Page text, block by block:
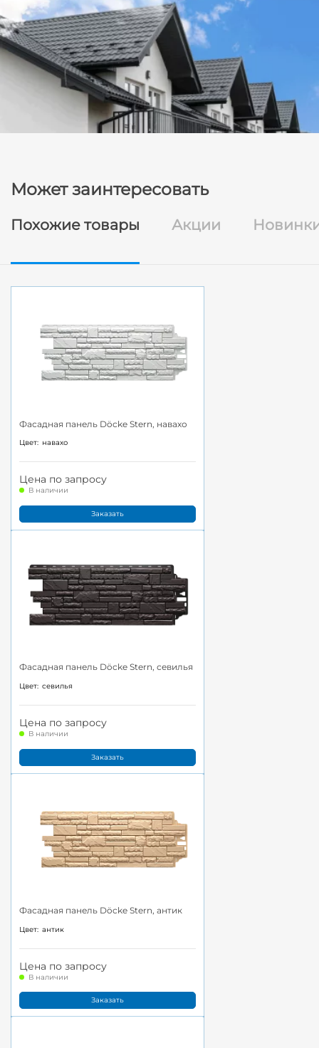
Может заинтересовать
Похожие товары Акции
Фасадная панель Döcke Stern, навахо
Цвет: навахо
Цена по запросу
В наличии
Заказать
Фасадная панель Döcke Stern, севилья
Цвет: севилья
Цена по запросу
В наличии
Заказать
Фасадная панель Döcke Stern, антик
Цвет: антик
Цена по запросу
В наличии
Заказать